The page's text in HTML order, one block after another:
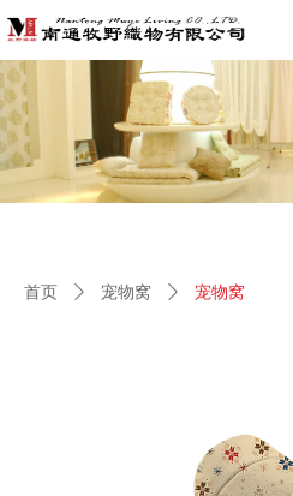
首页 ꄲ 宠物窝 ꄲ 宠物窝